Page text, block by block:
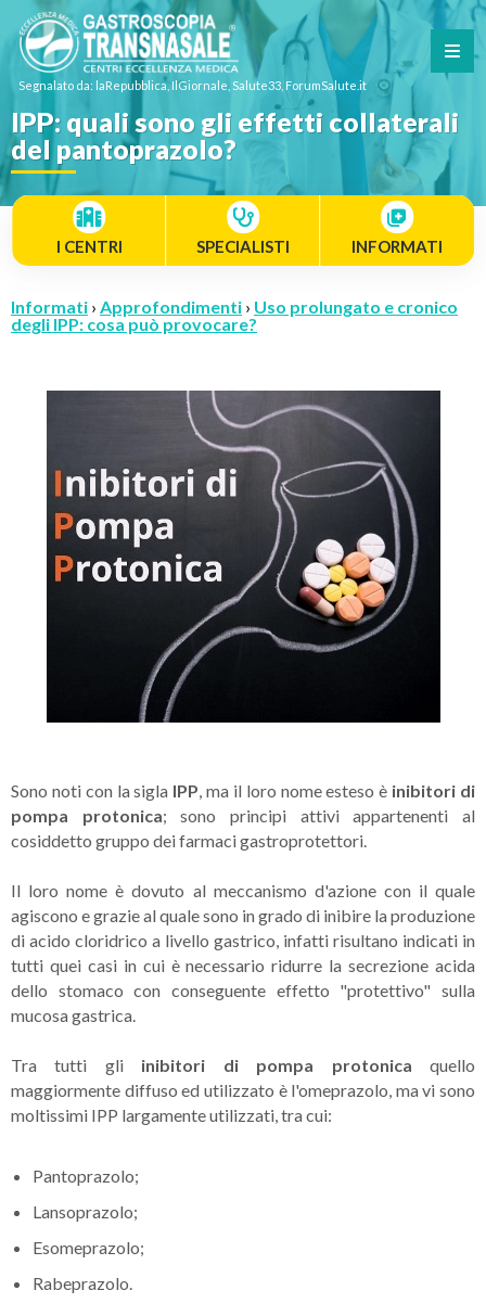
Segnalato da: laRepubblica, IlGiornale, Salute33, ForumSalute.it
IPP: quali sono gli effetti collaterali
del pantoprazolo?
I CENTRI SPECIALISTI INFORMATI
Informati › Approfondimenti › Uso prolungato e cronico
degli IPP: cosa può provocare?
Sono noti con la sigla IPP, ma il loro nome esteso è inibitori di
pompa protonica; sono principi attivi appartenenti al
cosiddetto gruppo dei farmaci gastroprotettori.
Il loro nome è dovuto al meccanismo d'azione con il quale
agiscono e grazie al quale sono in grado di inibire la produzione
di acido cloridrico a livello gastrico, infatti risultano indicati in
tutti quei casi in cui è necessario ridurre la secrezione acida
dello stomaco con conseguente effetto "protettivo" sulla
mucosa gastrica.
Tra tutti gli inibitori di pompa protonica quello
maggiormente diffuso ed utilizzato è l'omeprazolo, ma vi sono
moltissimi IPP largamente utilizzati, tra cui:
Pantoprazolo;
Lansoprazolo;
Esomeprazolo;
Rabeprazolo.